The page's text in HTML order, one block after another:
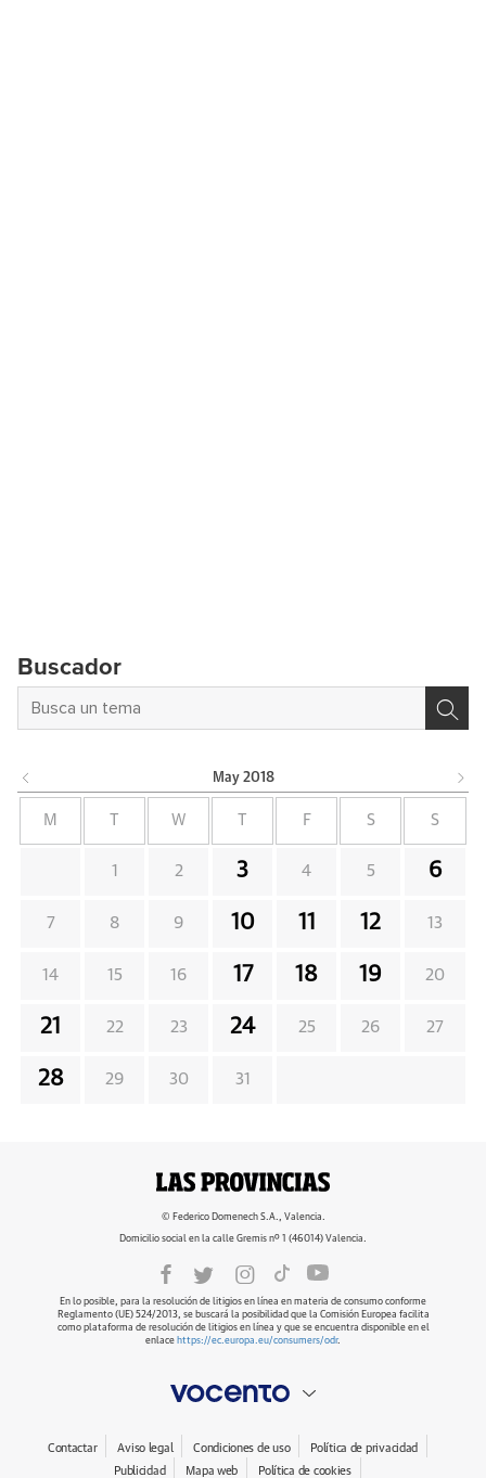
Buscador
May 2018
M W F S S
1 2 3 4 5 6
7 8 9 10 11 12 13
14 15 16 17 18 19 20
21 22 23 24 25 26 27
28 29 30 31
© Federico Domenech S.A., Valencia.
Domicilio social en la calle Gremis nº 1 (46014) Valencia.
En lo posible, para la resolución de litigios en línea en materia de consumo conforme
Reglamento (UE) 524/2013, se buscará la posibilidad que la Comisión Europea facilita
como plataforma de resolución de litigios en línea y que se encuentra disponible en el
enlace https://ec.europa.eu/consumers/odr.
Contactar Aviso legal Condiciones de uso
Política de privacidad
Publicidad
Mapa web Política de cookies